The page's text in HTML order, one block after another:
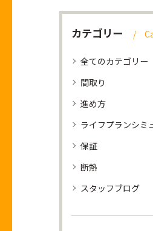
カテゴリー
全てのカテゴリー
間取り
進め方
ライフプランシミ
保証
断熱
スタッフブログ